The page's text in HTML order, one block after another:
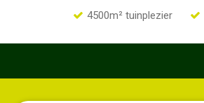
4500m² tuinplezier